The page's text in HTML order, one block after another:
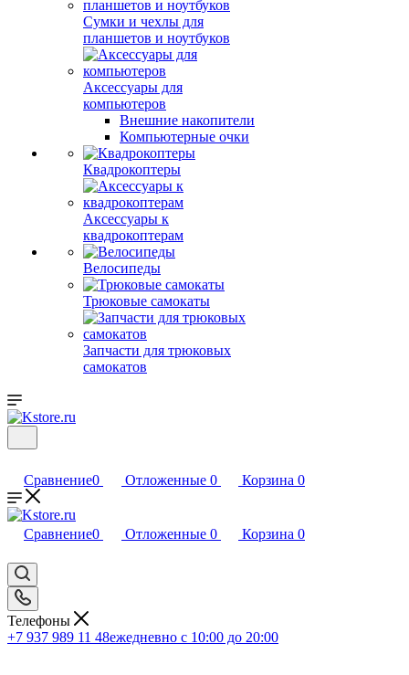
Сумки и чехлы для
планшетов и ноутбуков
Аксессуары для
компьютеров
Внешние накопители
Компьютерные очки
Квадрокоптеры
Аксессуары к
квадрокоптерам
Велосипеды
Трюковые самокаты
Запчасти для трюковых
самокатов
Сравнение0 Отложенные 0 Корзина 0
Сравнение0 Отложенные 0 Корзина 0
Телефоны
+7 937 989 11 48ежедневно с 10:00 до 20:00